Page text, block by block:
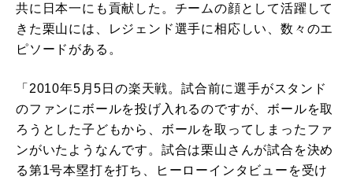
共に日本一にも貢献した。チームの顔として活躍して
きた栗山には、レジェンド選手に相応しい、数々のエ
ピソードがある。
「2010年5月5日の楽天戦。試合前に選手がスタンド
のファンにボールを投げ入れるのですが、ボールを取
ろうとした子どもから、ボールを取ってしまったファ
ンがいたようなんです。試合は栗山さんが試合を決め
る第1号本塁打を打ち、ヒーローインタビューを受け